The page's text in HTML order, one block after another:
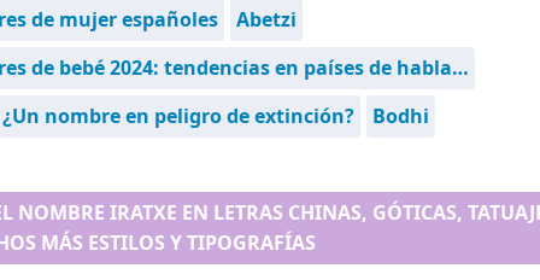
de mujer españoles
Abetzi
de bebé 2024: tendencias en países de habla…
nombre en peligro de extinción?
Bodhi
NOMBRE IRATXE EN LETRAS CHINAS, GÓTICAS,
MÁS ESTILOS Y TIPOGRAFÍAS